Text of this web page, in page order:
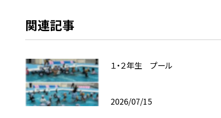
関連記事
１・２年生 プール
2026/07/15